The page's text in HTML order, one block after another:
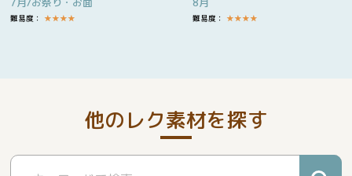
難易度： ★★★★ 難易度： ★★★★
他のレク素材を探す